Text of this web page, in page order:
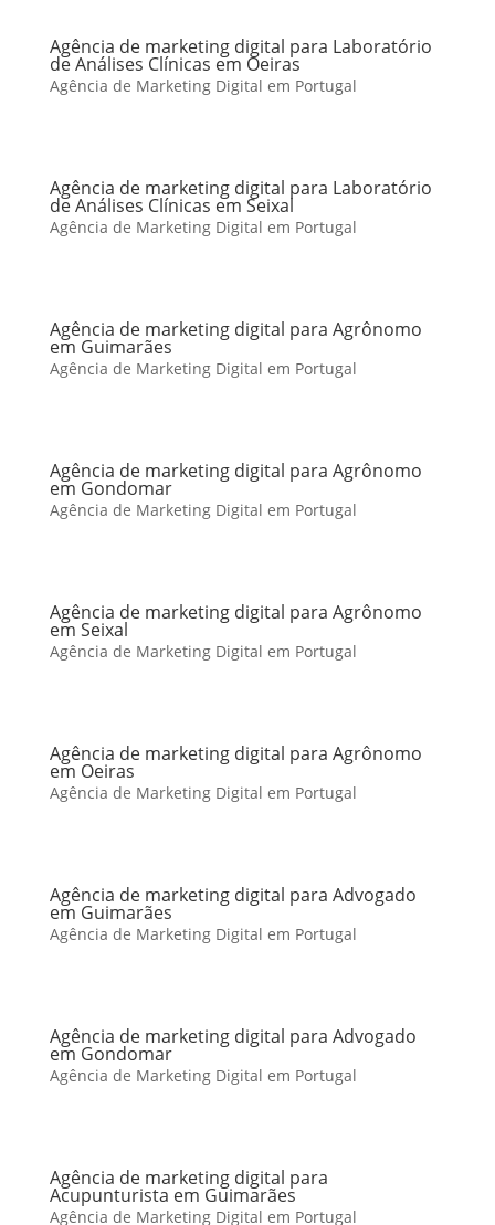
Agência de marketing digital para Laboratório
de Análises Clínicas em Oeiras
Agência de Marketing Digital em Portugal
Agência de marketing digital para Laboratório
de Análises Clínicas em Seixal
Agência de Marketing Digital em Portugal
Agência de marketing digital para Agrônomo
em Guimarães
Agência de Marketing Digital em Portugal
Agência de marketing digital para Agrônomo
em Gondomar
Agência de Marketing Digital em Portugal
Agência de marketing digital para Agrônomo
em Seixal
Agência de Marketing Digital em Portugal
Agência de marketing digital para Agrônomo
em Oeiras
Agência de Marketing Digital em Portugal
Agência de marketing digital para Advogado
em Guimarães
Agência de Marketing Digital em Portugal
Agência de marketing digital para Advogado
em Gondomar
Agência de Marketing Digital em Portugal
Agência de marketing digital para
Acupunturista em Guimarães
Agência de Marketing Digital em Portugal